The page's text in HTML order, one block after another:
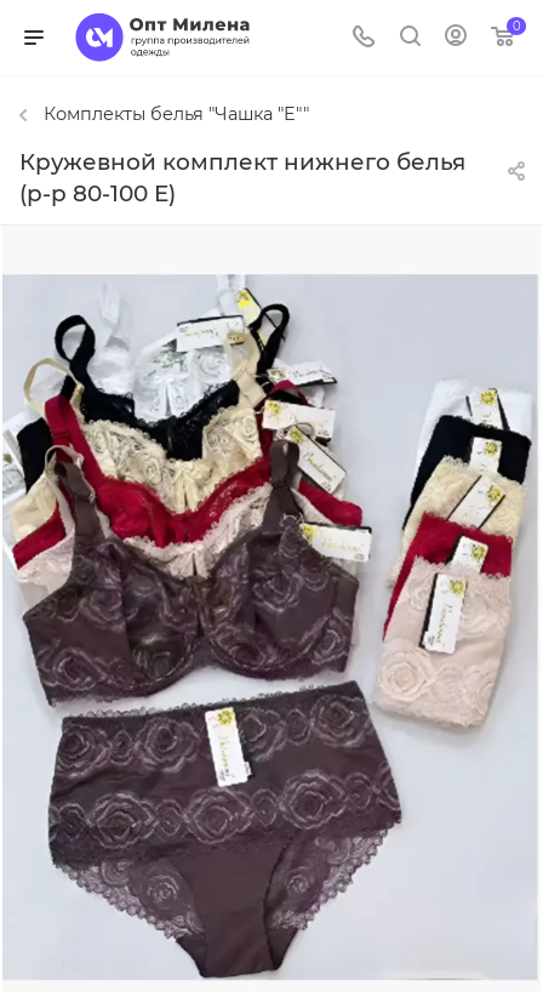
0
Комплекты белья "Чашка "E""
Кружевной комплект нижнего белья
(р-р 80-100 E)